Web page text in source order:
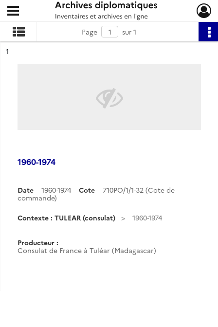
Archives diplomatiques
Ouvrir le menu déroulant
Page
sur 1
n°
1
1960-1974
Date 1960-1974 Cote
710PO/1/1-32 (Cote de
commande)
Contexte : TULEAR (consulat) 1960-1974
Producteur :
Consulat de France à Tuléar (Madagascar)